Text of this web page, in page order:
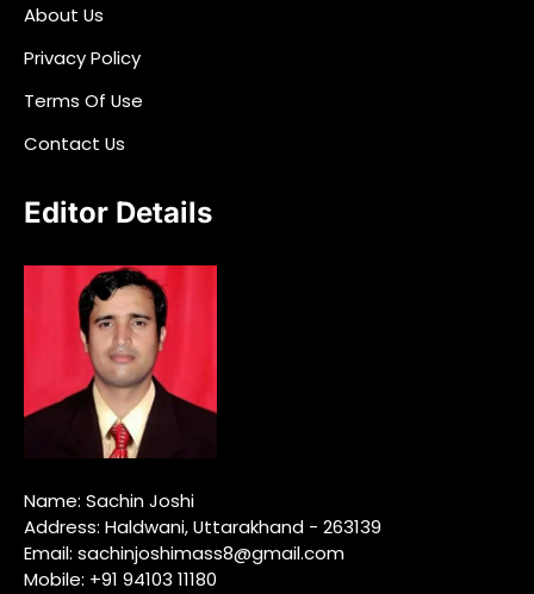
About Us
Privacy Policy
Terms Of Use
Contact Us
Editor Details
Name: Sachin Joshi
Address: Haldwani, Uttarakhand - 263139
Email: sachinjoshimass8@gmail.com
Mobile: +91 94103 11180